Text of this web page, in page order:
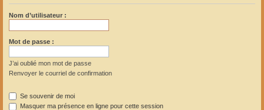
Nom d’utilisateur :
Mot de passe :
J’ai oublié mon mot de passe
Renvoyer le courriel de confirmation
Se souvenir de moi
Masquer ma présence en ligne pour cette session